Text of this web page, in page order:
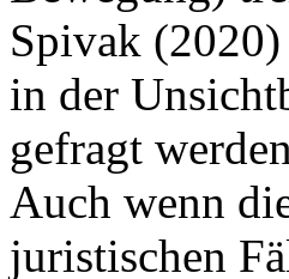
Spivak
in der
gefragt
Auch wenn
juristischen